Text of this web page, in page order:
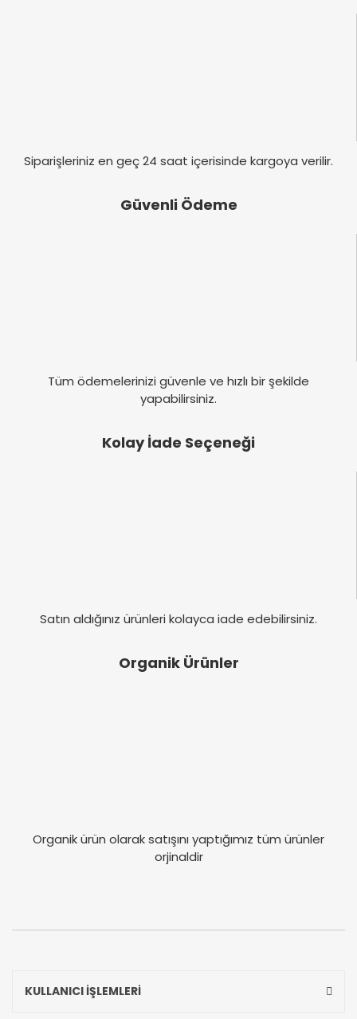
Siparişleriniz en geç 24 saat içerisinde kargoya verilir.
Güvenli Ödeme
Tüm ödemelerinizi güvenle ve hızlı bir şekilde
yapabilirsiniz.
Kolay İade Seçeneği
Satın aldığınız ürünleri kolayca iade edebilirsiniz.
Organik Ürünler
Organik ürün olarak satışını yaptığımız tüm ürünler
orjinaldir
KULLANICI İŞLEMLERİ